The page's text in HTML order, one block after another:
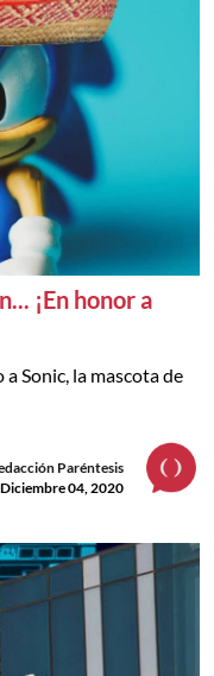
¡En honor a
Sonic, la mascota de
Paréntesis
Diciembre 04, 2020